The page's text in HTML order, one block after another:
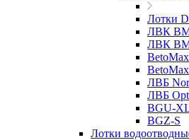
Лотки
ЛВК ВМ
ЛВК
BetoMax
ЛВБ
ЛВБ
BGU-
BGZ-S
Лотки